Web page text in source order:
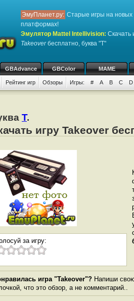
ЭмуПланет.ру: Старые игры на новых
платформах!
Эмулятор Mattel Intellivision: Скачать
Takeoverбесплатно, буква "T"
GBAdvance GBColor MAME
Рейтинг игр Обзоры Игры: # A B C D
T.
игру Takeover
за игру:
игра "Takeover"? Напиши
что это обзор, а не комментарий..